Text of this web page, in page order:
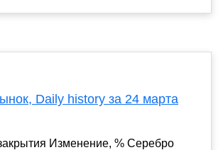
Daily history за 24 марта
Изменение, % Серебро